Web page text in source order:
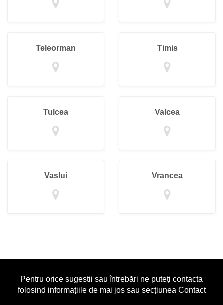
Teleorman Timis
Tulcea Valcea
Vaslui Vrancea
Pentru orice sugestii sau întrebări ne puteți contacta
folosind informațiile de mai jos sau secțiunea Contact